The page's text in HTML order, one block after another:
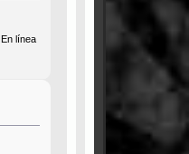
En línea